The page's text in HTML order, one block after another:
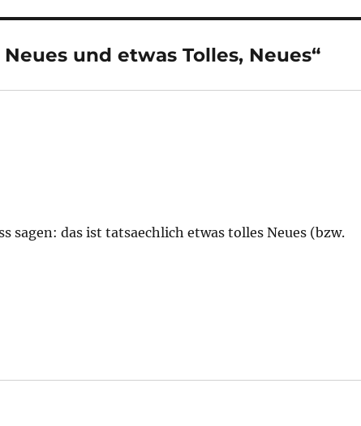
und etwas Tolles, Neues“
sagen: das ist tatsaechlich etwas tolles Neues (bzw.